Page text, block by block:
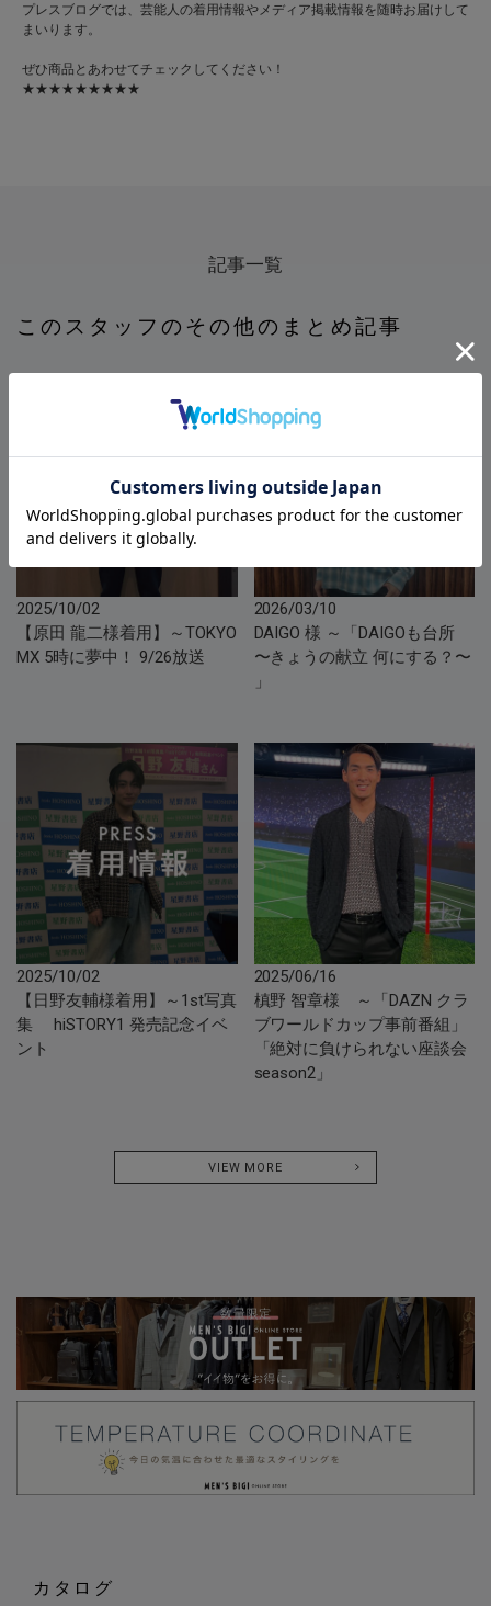
プレスブログでは、芸能人の着用情報やメディア掲載情報を随時お届けして
まいります。
ぜひ商品とあわせてチェックしてください！
★★★★★★★★★
記事一覧
このスタッフのその他のまとめ記事
2025/10/02
【原田 龍二様着用】～TOKYO
MX 5時に夢中！ 9/26放送
2026/03/10
DAIGO 様 ～「DAIGOも台所
〜きょうの献立 何にする？〜
」
2025/10/02
【日野友輔様着用】～1st写真
集 hiSTORY1 発売記念イベ
ント
2025/06/16
槙野 智章様 ～「DAZN クラ
ブワールドカップ事前番組」
「絶対に負けられない座談会
season2」
VIEW MORE
カタログ